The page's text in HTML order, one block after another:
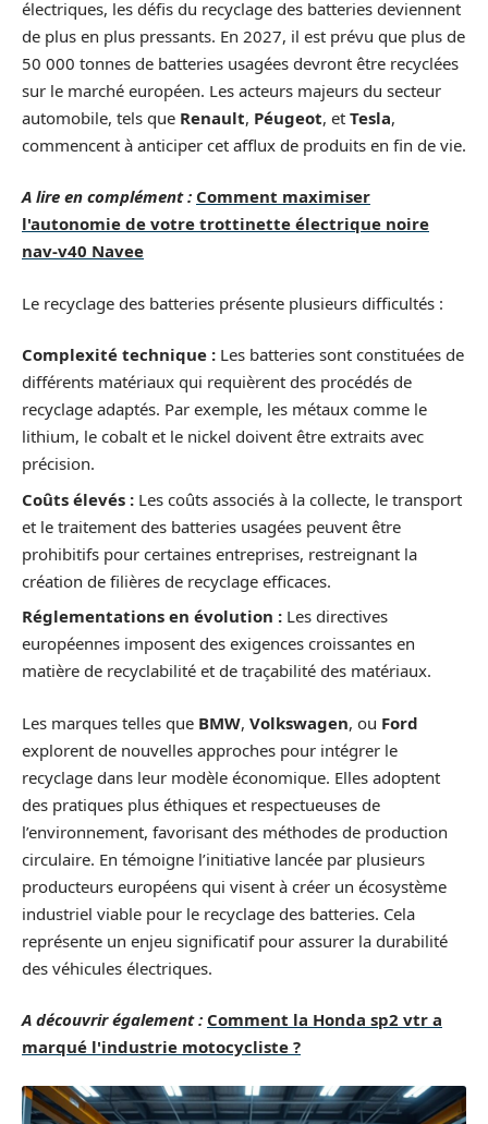
électriques, les défis du recyclage des batteries deviennent
de plus en plus pressants. En 2027, il est prévu que plus de
50 000 tonnes de batteries usagées devront être recyclées
sur le marché européen. Les acteurs majeurs du secteur
automobile, tels que Renault, Péugeot, et Tesla,
commencent à anticiper cet afflux de produits en fin de vie.
A lire en complément : Comment maximiser
l'autonomie de votre trottinette électrique noire
nav-v40 Navee
Le recyclage des batteries présente plusieurs difficultés :
Complexité technique : Les batteries sont constituées de
différents matériaux qui requièrent des procédés de
recyclage adaptés. Par exemple, les métaux comme le
lithium, le cobalt et le nickel doivent être extraits avec
précision.
Coûts élevés : Les coûts associés à la collecte, le transport
et le traitement des batteries usagées peuvent être
prohibitifs pour certaines entreprises, restreignant la
création de filières de recyclage efficaces.
Réglementations en évolution : Les directives
européennes imposent des exigences croissantes en
matière de recyclabilité et de traçabilité des matériaux.
Les marques telles que BMW, Volkswagen, ou Ford
explorent de nouvelles approches pour intégrer le
recyclage dans leur modèle économique. Elles adoptent
des pratiques plus éthiques et respectueuses de
l’environnement, favorisant des méthodes de production
circulaire. En témoigne l’initiative lancée par plusieurs
producteurs européens qui visent à créer un écosystème
industriel viable pour le recyclage des batteries. Cela
représente un enjeu significatif pour assurer la durabilité
des véhicules électriques.
A découvrir également : Comment la Honda sp2 vtr a
marqué l'industrie motocycliste ?